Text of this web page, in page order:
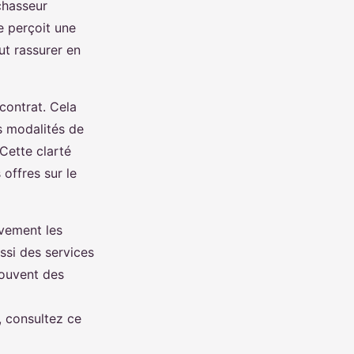
perçoit une
rassurer en
Cela
modalités de
clarté
offres sur le
les
des services
des
consultez ce